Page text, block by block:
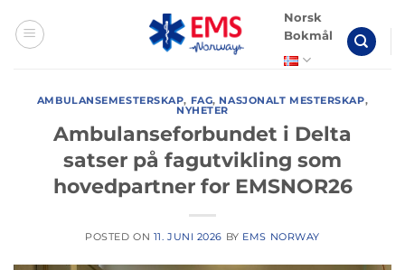
Norsk
Bokmål
AMBULANSEMESTERSKAP, FAG, NASJONALT MESTERSKAP,
NYHETER
Ambulanseforbundet i Delta
satser på fagutvikling som
hovedpartner for EMSNOR26
POSTED ON 11. JUNI 2026 BY EMS NORWAY